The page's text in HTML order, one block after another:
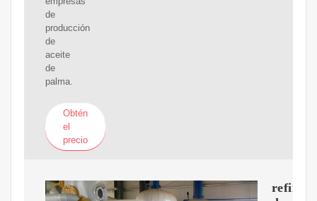
de
producción
de
aceite
de
palma.
Obtén
el
precio